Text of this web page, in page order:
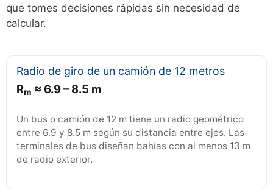
que tomes decisiones rápidas sin necesidad de
calcular.
Radio de giro de un camión de 12 metros
Rm ≈ 6.9 – 8.5 m
Un bus o camión de 12 m tiene un radio geométrico
entre 6.9 y 8.5 m según su distancia entre ejes. Las
terminales de bus diseñan bahías con al menos 13 m
de radio exterior.